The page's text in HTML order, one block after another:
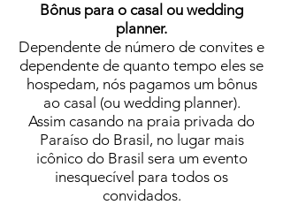
Bônus para o casal ou wedding
planner.
Dependente de número de convites e
dependente de quanto tempo eles se
hospedam, nós pagamos um bônus
ao casal (ou wedding planner).
Assim casando na praia privada do
Paraíso do Brasil, no lugar mais
icônico do Brasil sera um evento
inesquecível para todos os
convidados.